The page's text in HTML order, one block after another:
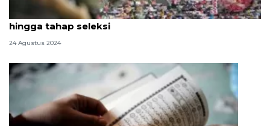
Rincian formasi CPNS di Kemnaker 2024, syarat
hingga tahap seleksi
24 Agustus 2024